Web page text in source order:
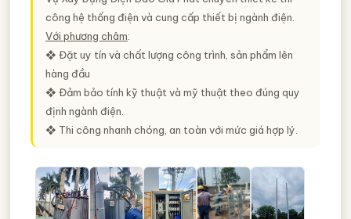
công hệ thống điện và cung cấp thiết bị ngành điện.
Với phương châm:
❖ Đặt uy tín và chất lượng công trình, sản phẩm lên
hàng đầu
❖ Đảm bảo tính kỹ thuật và mỹ thuật theo đúng quy
định ngành điện.
❖ Thi công nhanh chóng, an toàn với mức giá hợp lý.